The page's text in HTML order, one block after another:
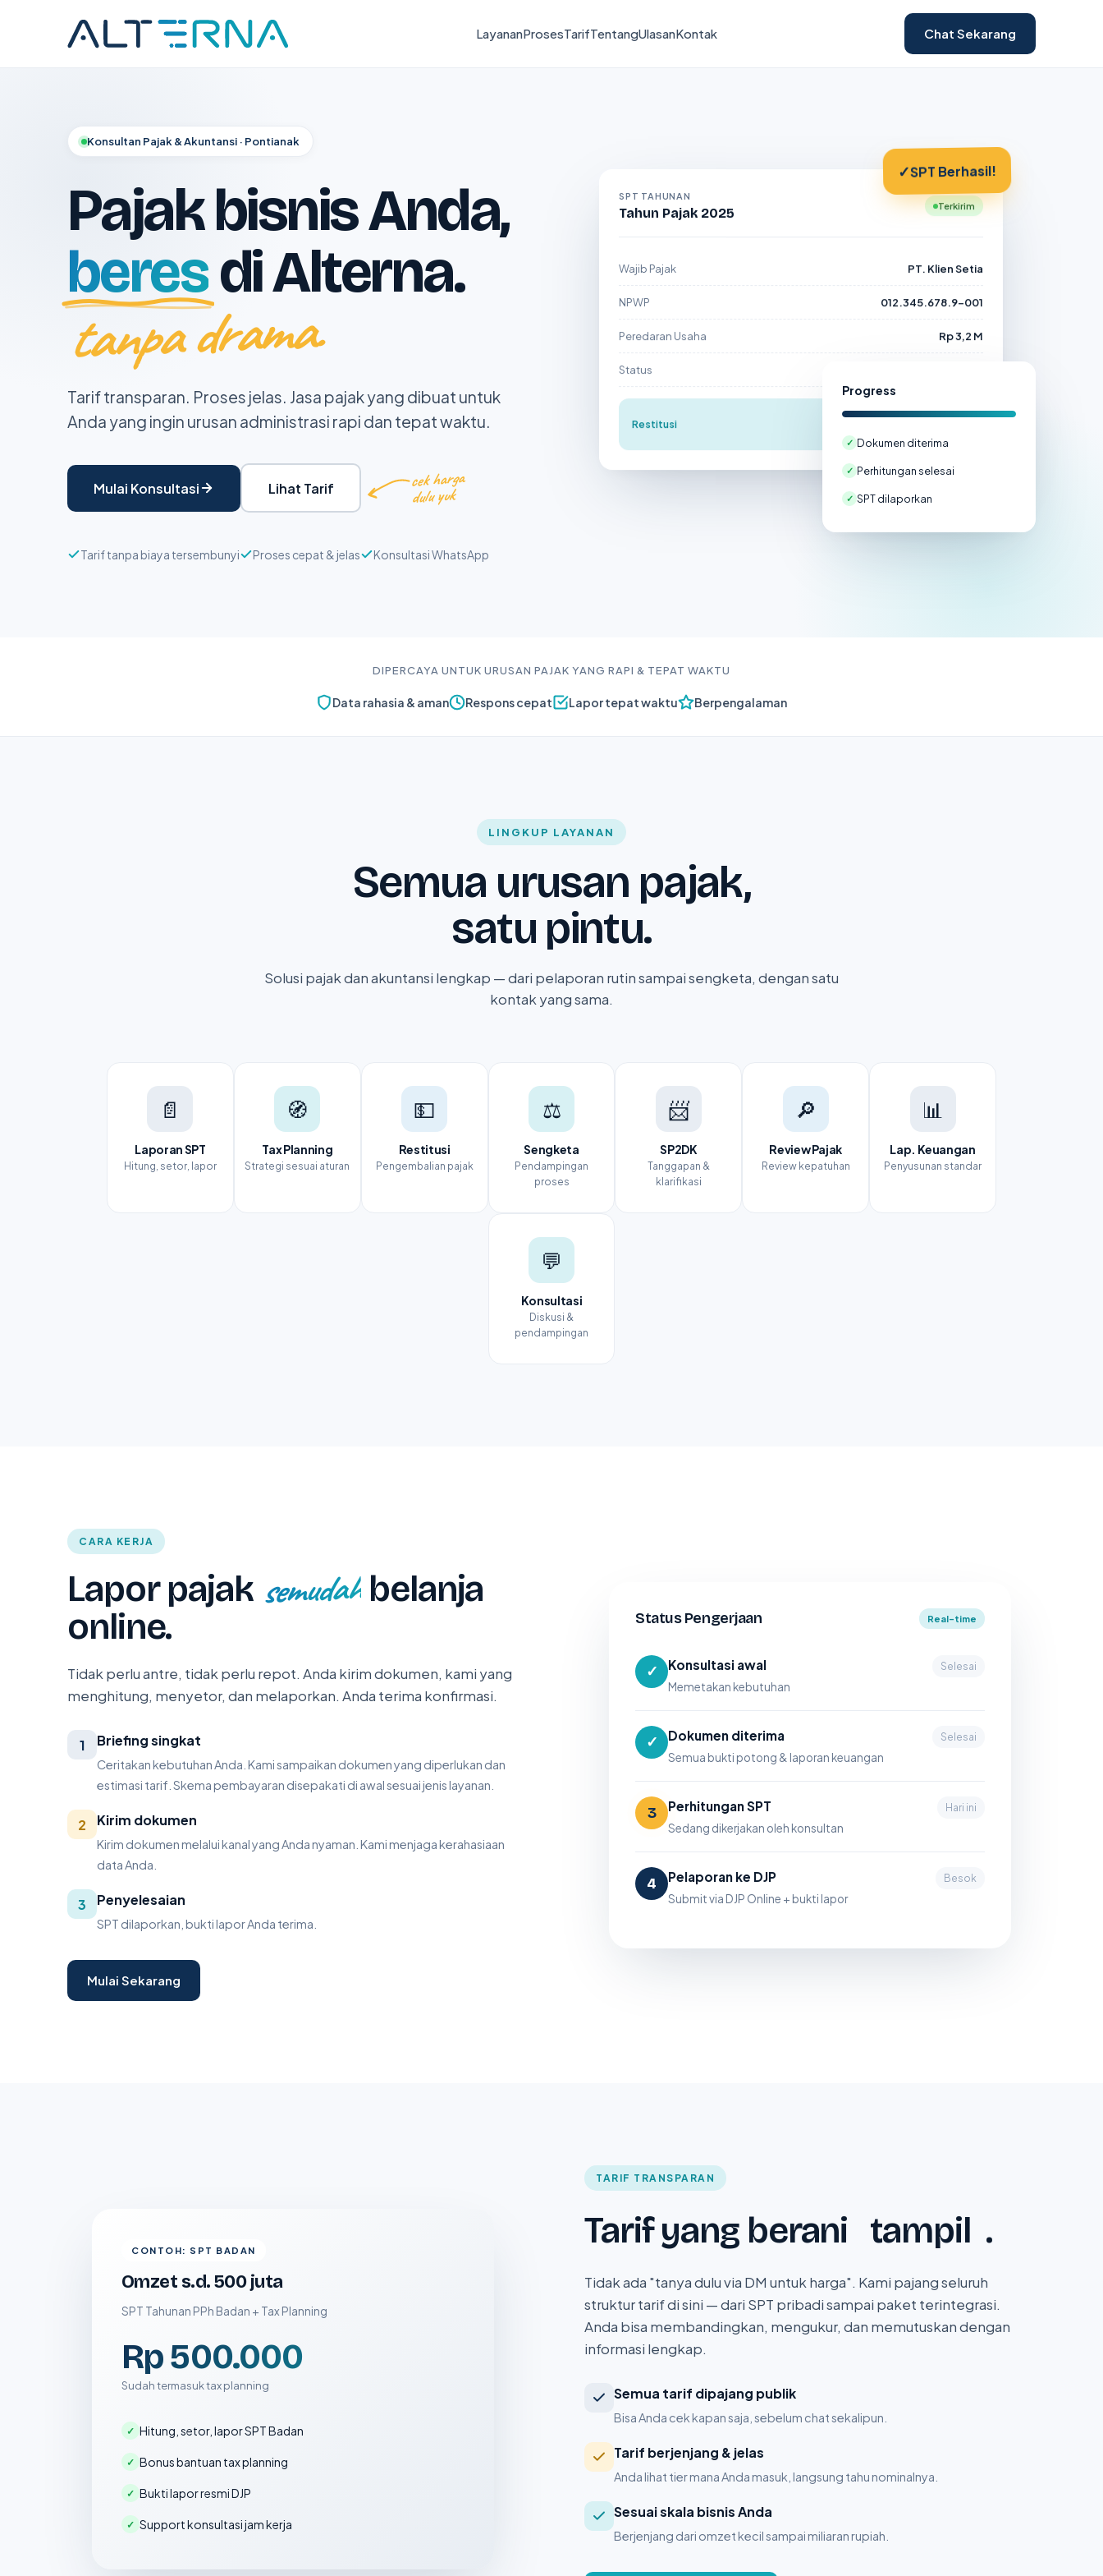
LayananProsesTarifTentangUlasanKontak Chat Sekarang
Konsultan Pajak & Akuntansi · Pontianak
Pajak bisnis Anda,
beresdi Alterna.
tanpa drama.
Tarif transparan. Proses jelas. Jasa pajak yang dibuat untuk
Anda yang ingin urusan administrasi rapi dan tepat waktu.
Mulai Konsultasi Lihat Tarif cek harga
dulu yuk
Tarif tanpa biaya tersembunyi Proses cepat & jelas Konsultasi WhatsApp
✓SPT Berhasil!
SPT TAHUNAN
Tahun Pajak 2025 Terkirim
Wajib Pajak PT. Klien Setia
NPWP 012.345.678.9-001
Peredaran Usaha Rp 3,2 M
Status
Restitusi
Progress
✓ Dokumen diterima
✓ Perhitungan selesai
✓ SPT dilaporkan
DIPERCAYA UNTUK URUSAN PAJAK YANG RAPI & TEPAT WAKTU
Data rahasia & aman Respons cepat Lapor tepat waktu Berpengalaman
LINGKUP LAYANAN
Semua urusan pajak,
satu pintu.
Solusi pajak dan akuntansi lengkap — dari pelaporan rutin sampai sengketa, dengan satu
kontak yang sama.
📄
Laporan SPT
Hitung, setor, lapor
🧭
Tax Planning
Strategi sesuai aturan
💵
Restitusi
Pengembalian pajak
⚖️
Sengketa
Pendampingan
proses
📨
SP2DK
Tanggapan &
klarifikasi
🔎
Review Pajak
Review kepatuhan
📊
Lap. Keuangan
Penyusunan standar
💬
Konsultasi
Diskusi &
pendampingan
CARA KERJA
Lapor pajak semudah belanja
online.
Tidak perlu antre, tidak perlu repot. Anda kirim dokumen, kami yang
menghitung, menyetor, dan melaporkan. Anda terima konfirmasi.
1 Briefing singkat
Ceritakan kebutuhan Anda. Kami sampaikan dokumen yang diperlukan dan
estimasi tarif. Skema pembayaran disepakati di awal sesuai jenis layanan.
2 Kirim dokumen
Kirim dokumen melalui kanal yang Anda nyaman. Kami menjaga kerahasiaan
data Anda.
3 Penyelesaian
SPT dilaporkan, bukti lapor Anda terima.
Mulai Sekarang
Status Pengerjaan Real-time
✓ Konsultasi awal
Memetakan kebutuhan
Selesai
✓ Dokumen diterima
Semua bukti potong & laporan keuangan
Selesai
3 Perhitungan SPT
Sedang dikerjakan oleh konsultan
Hari ini
4 Pelaporan ke DJP
Submit via DJP Online + bukti lapor
Besok
TARIF TRANSPARAN
Tarif yang berani tampil .
Tidak ada "tanya dulu via DM untuk harga". Kami pajang seluruh
struktur tarif di sini — dari SPT pribadi sampai paket terintegrasi.
Anda bisa membandingkan, mengukur, dan memutuskan dengan
informasi lengkap.
Semua tarif dipajang publik
Bisa Anda cek kapan saja, sebelum chat sekalipun.
Tarif berjenjang & jelas
Anda lihat tier mana Anda masuk, langsung tahu nominalnya.
Sesuai skala bisnis Anda
Berjenjang dari omzet kecil sampai miliaran rupiah.
CONTOH: SPT BADAN
Omzet s.d. 500 juta
SPT Tahunan PPh Badan + Tax Planning
Rp 500.000
Sudah termasuk tax planning
Hitung, setor, lapor SPT Badan
Bonus bantuan tax planning
Bukti lapor resmi DJP
Support konsultasi jam kerja